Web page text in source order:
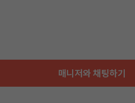
매니저와 채팅하기